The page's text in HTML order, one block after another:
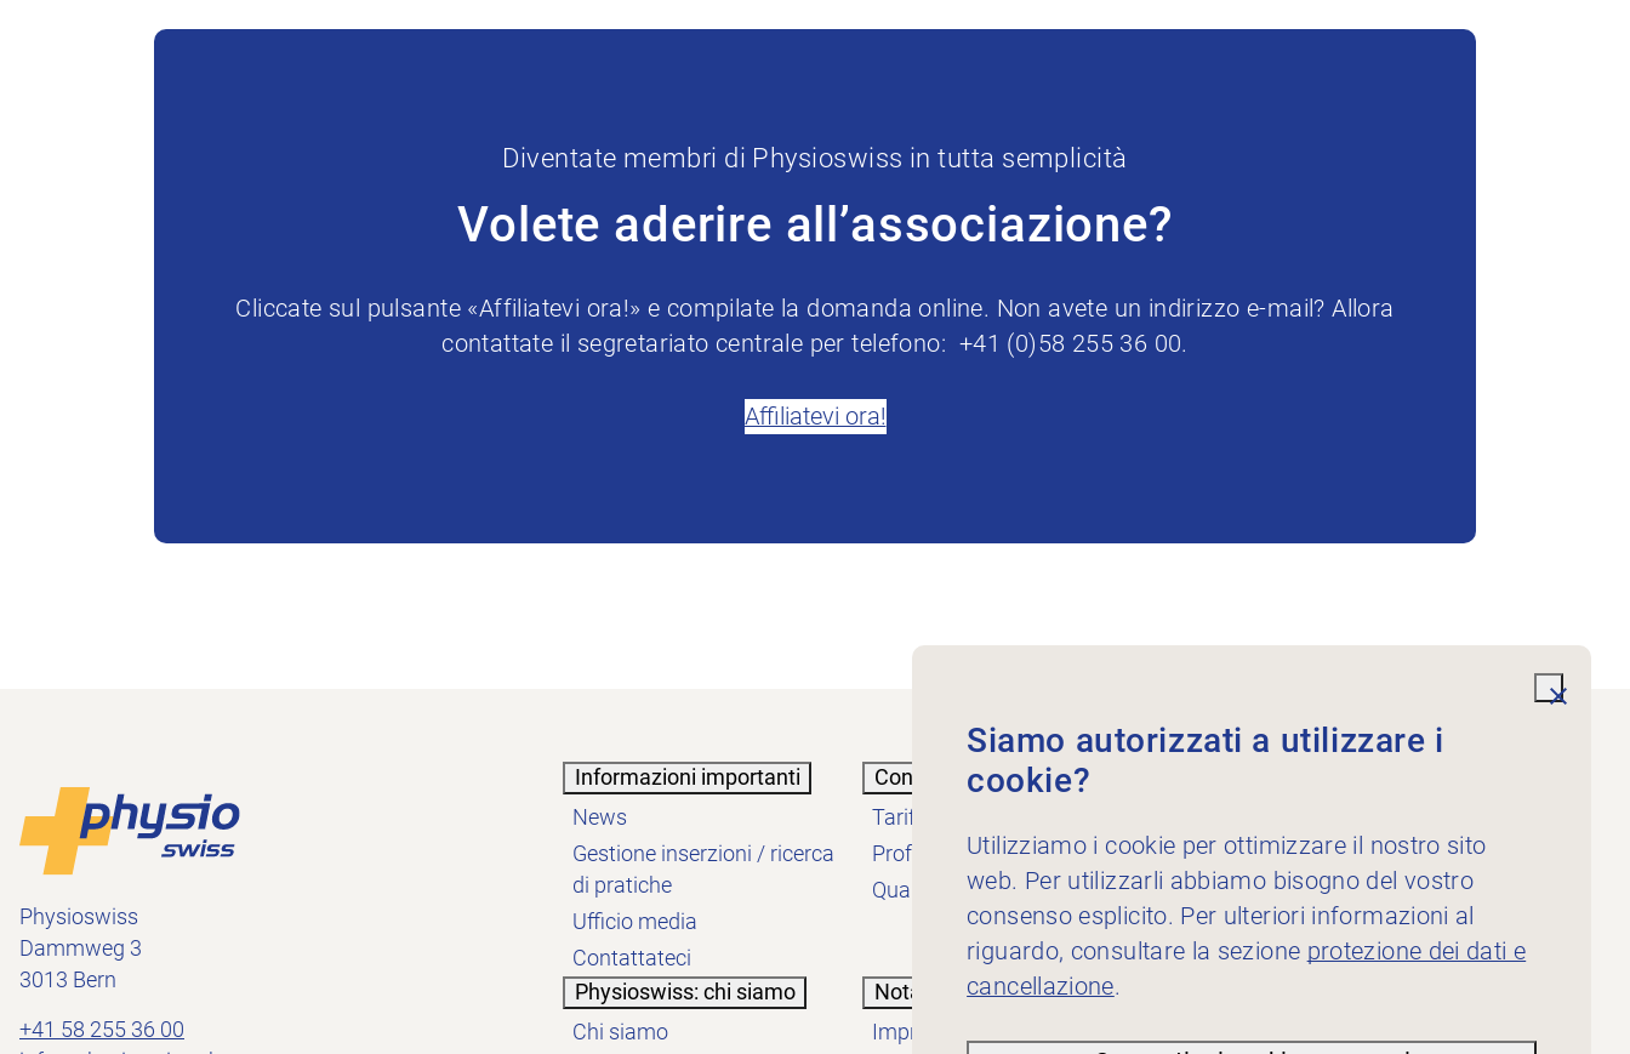
Diventate membri di Physioswiss in tutta semplicità
Volete aderire all’associazione?
Cliccate sul pulsante «Affiliatevi ora!» e compilate la domanda online. Non avete un indirizzo e-mail? Allora
contattate il segretariato centrale per telefono: +41 (0)58 255 36 00.
Affiliatevi ora!
Piè di pagina
Physioswiss
Dammweg 3
3013 Bern
+41 58 255 36 00
Informazioni importanti
News
Gestione inserzioni / ricerca
di pratiche
Ufficio media
Contattateci
Conoscenze
Tariffe
Professione
Qualità
Per gli inserzionisti
Physioswiss: chi siamo
Chi siamo
Nota informativa
Impressum
Siamo autorizzati a utilizzare i
cookie?
Utilizziamo i cookie per ottimizzare il nostro sito
web. Per utilizzarli abbiamo bisogno del vostro
consenso esplicito. Per ulteriori informazioni al
riguardo, consultare la sezione protezione dei dati e
cancellazione.